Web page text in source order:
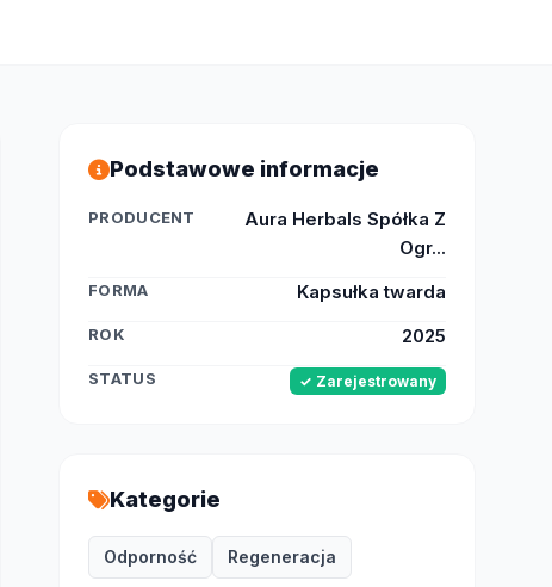
Podstawowe informacje
PRODUCENT
Aura Herbals Spółka Z
Ogr...
FORMA Kapsułka twarda
ROK 2025
STATUS ✓ Zarejestrowany
Kategorie
Odporność Regeneracja